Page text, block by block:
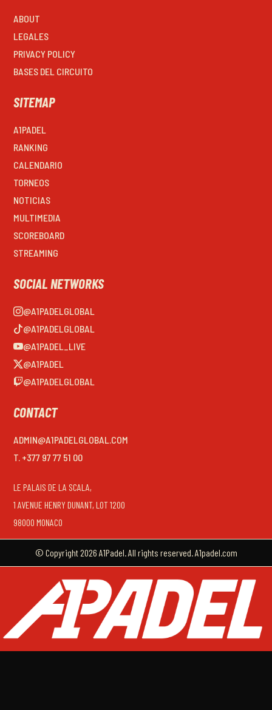
ABOUT
LEGALES
PRIVACY POLICY
BASES DEL CIRCUITO
SITEMAP
A1PADEL
RANKING
CALENDARIO
TORNEOS
NOTICIAS
MULTIMEDIA
SCOREBOARD
STREAMING
SOCIAL NETWORKS
@A1PADELGLOBAL
@A1PADELGLOBAL
@A1PADEL_LIVE
@A1PADEL
@A1PADELGLOBAL
CONTACT
ADMIN@A1PADELGLOBAL.COM
T. +377 97 77 51 00
LE PALAIS DE LA SCALA,
1 AVENUE HENRY DUNANT, LOT 1200
98000 MONACO
© Copyright 2026 A1Padel. All rights reserved. A1padel.com